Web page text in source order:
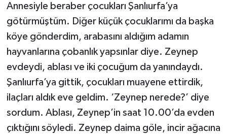
Annesiyle beraber çocukları Şanlıurfa’ya
götürmüştüm. Diğer küçük çocuklarımı da başka
köye gönderdim, arabasını aldığım adamın
hayvanlarına çobanlık yapsınlar diye. Zeynep
evdeydi, ablası ve iki çocuğum da yanındaydı.
Şanlıurfa’ya gittik, çocukları muayene ettirdik,
ilaçları aldık eve geldim. ‘Zeynep nerede?’ diye
sordum. Ablası, Zeynep’in saat 10.00’da evden
çıktığını söyledi. Zeynep daima göle, incir ağacına